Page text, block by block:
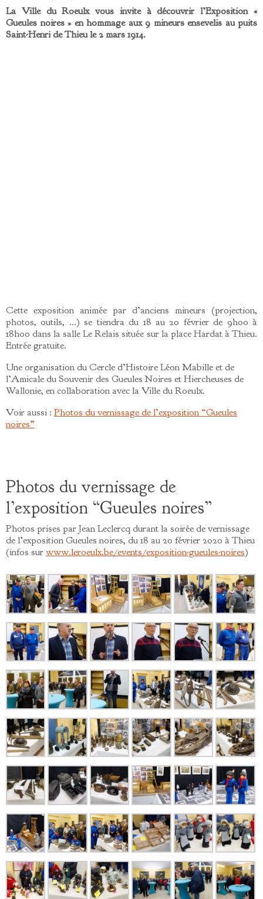
La Ville du Roeulx vous invite à découvrir l’Exposition «
Gueules noires » en hommage aux 9 mineurs ensevelis au puits
Saint-Henri de Thieu le 2 mars 1914.
Cette exposition animée par d’anciens mineurs (projection,
photos, outils, …) se tiendra du 18 au 20 février de 9h00 à
18h00 dans la salle Le Relais située sur la place Hardat à Thieu.
Entrée gratuite.
Une organisation du Cercle d’Histoire Léon Mabille et de
l’Amicale du Souvenir des Gueules Noires et Hiercheuses de
Wallonie, en collaboration avec la Ville du Roeulx.
Voir aussi : Photos du vernissage de l’exposition “Gueules
noires”
Photos du vernissage de
l’exposition “Gueules noires”
Photos prises par Jean Leclercq durant la soirée de vernissage
de l’exposition Gueules noires, du 18 au 20 février 2020 à Thieu
(infos surwww.leroeulx.be/events/exposition-gueules-noires)